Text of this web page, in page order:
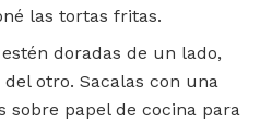
las tortas fritas.
doradas de un lado,
otro. Sacalas con una
sobre papel de cocina para